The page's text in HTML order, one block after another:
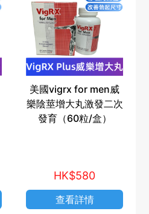
美國vigrx for men威
樂陰莖增大丸激發二次
發育（60粒/盒）
HK$580
查看詳情